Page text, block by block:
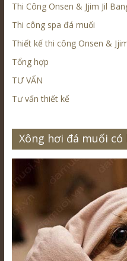
Thi Công Onsen & Jjim Jil
Thi công spa đá muối
Thiết kế thi công Onsen &
Tổng hợp
TƯ VẤN
Tư vấn thiết kế
Xông hơi đá muối có